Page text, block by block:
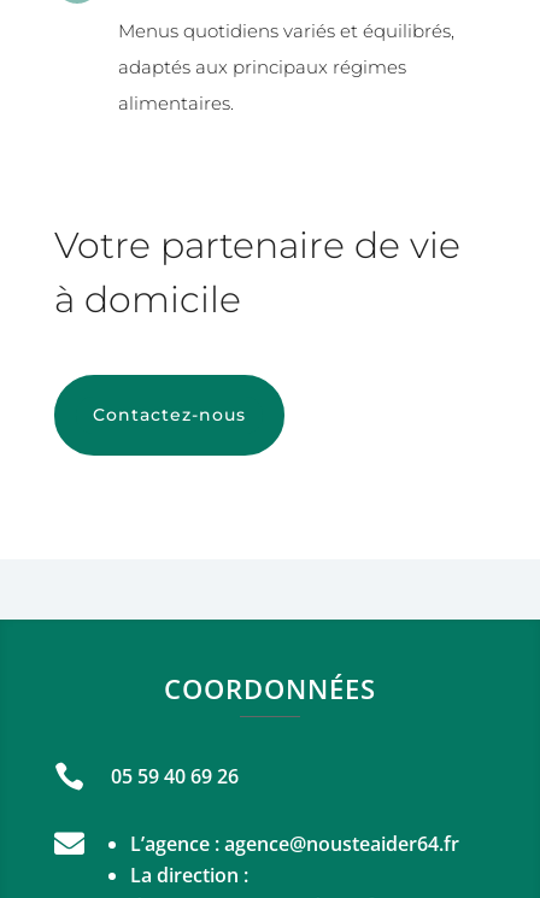
Menus quotidiens variés et équilibrés,
adaptés aux principaux régimes
alimentaires.
Votre partenaire de vie
à domicile
Contactez-nous
COORDONNÉES
 05 59 40 69 26
 L’agence :agence@nousteaider64.fr
La direction :